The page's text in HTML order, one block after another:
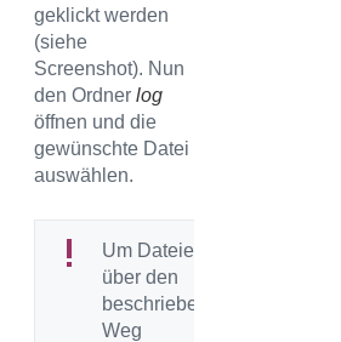
geklickt werden
(siehe
Screenshot). Nun
den Ordner log
öffnen und die
gewünschte Datei
auswählen.
Um Dateien
über den
beschriebenen
Weg